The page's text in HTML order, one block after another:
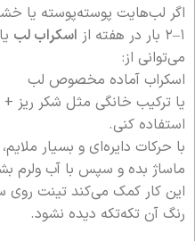
اگر لب‌هایت پوسته‌پوسته یا
۱–۲ بار در هفته از
اسکراب لب
می‌توانی از:
اسکراب آماده مخصوص لب
یا ترکیب خانگی مثل شکر ریز
استفاده کنی.
ماساژ بده و سپس با آب ولرم
این کار کمک می‌کند تینت
رنگ آن تکه‌تکه دیده نشود.